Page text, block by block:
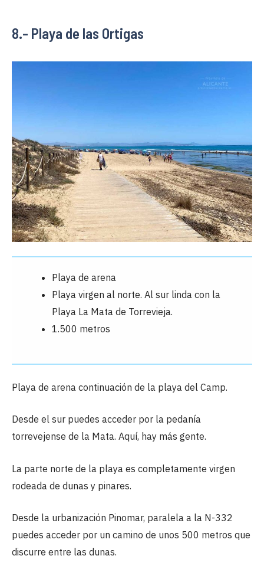
8.- Playa de las Ortigas
Playa de arena
Playa virgen al norte. Al sur linda con la
Playa La Mata de Torrevieja.
1.500 metros
Playa de arena continuación de la playa del Camp.
Desde el sur puedes acceder por la pedanía
torrevejense de la Mata. Aquí, hay más gente.
La parte norte de la playa es completamente virgen
rodeada de dunas y pinares.
Desde la urbanización Pinomar, paralela a la N-332
puedes acceder por un camino de unos 500 metros que
discurre entre las dunas.